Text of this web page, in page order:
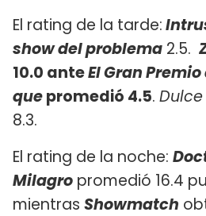
El rating de la tarde:
show del problema 2.5.
10.0 anteEl Gran
quepromedió 4.5.
8.3.
El rating de la noche:
Milagro promedió 16.4
mientras Showmatch